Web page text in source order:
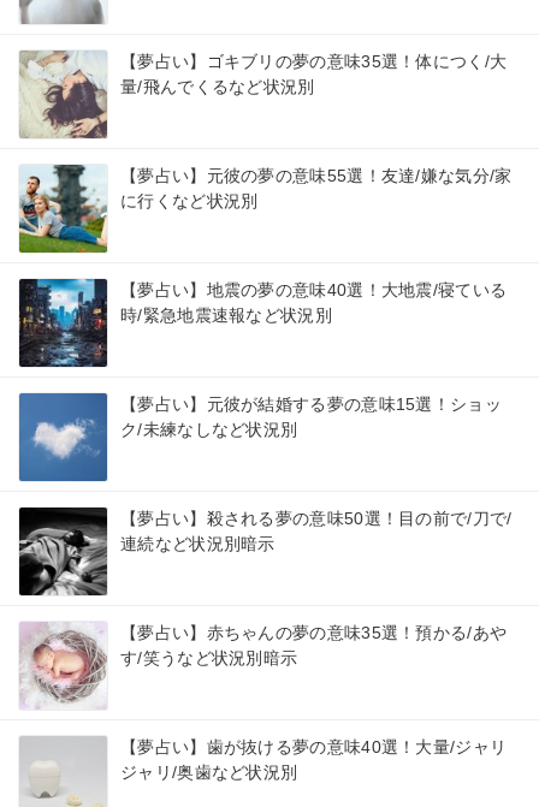
【夢占い】ゴキブリの夢の意味35選！体につく/大
量/飛んでくるなど状況別
【夢占い】元彼の夢の意味55選！友達/嫌な気分/家
に行くなど状況別
【夢占い】地震の夢の意味40選！大地震/寝ている
時/緊急地震速報など状況別
【夢占い】元彼が結婚する夢の意味15選！ショッ
ク/未練なしなど状況別
【夢占い】殺される夢の意味50選！目の前で/刀で/
連続など状況別暗示
【夢占い】赤ちゃんの夢の意味35選！預かる/あや
す/笑うなど状況別暗示
【夢占い】歯が抜ける夢の意味40選！大量/ジャリ
ジャリ/奥歯など状況別